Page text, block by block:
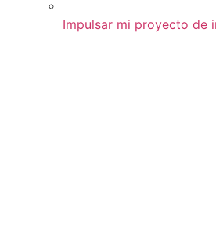
Impulsar mi proyecto de